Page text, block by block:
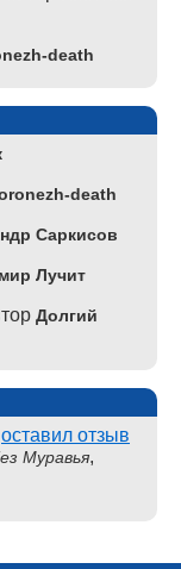
death
death
Саркисов
Лучит
Долгий
оставил отзыв
Муравья,